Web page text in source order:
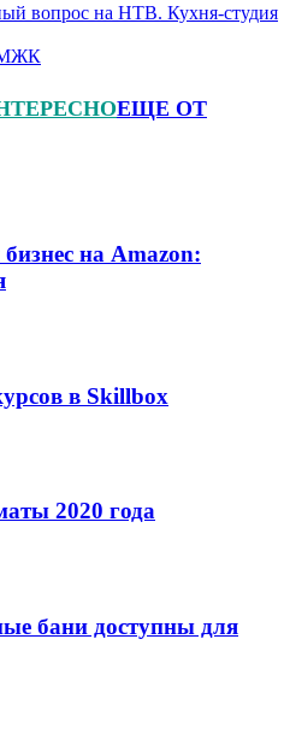
вопрос на НТВ. Кухня-студия
ЕЩЕ ОТ
на Amazon:
в Skillbox
2020 года
бани доступны для